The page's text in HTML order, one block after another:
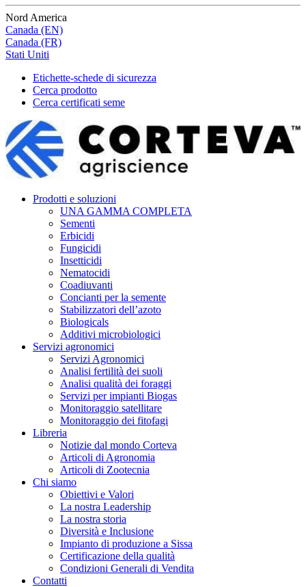
Nord America
Canada (EN)
Canada (FR)
Stati Uniti
Etichette-schede di sicurezza
Cerca prodotto
Cerca certificati seme
Prodotti e soluzioni
UNA GAMMA COMPLETA
Sementi
Erbicidi
Fungicidi
Insetticidi
Nematocidi
Coadiuvanti
Concianti per la semente
Stabilizzatori dell’azoto
Biologicals
Additivi microbiologici
Servizi agronomici
Servizi Agronomici
Analisi fertilità dei suoli
Analisi qualità dei foraggi
Servizi per impianti Biogas
Monitoraggio satellitare
Monitoraggio dei fitofagi
Libreria
Notizie dal mondo Corteva
Articoli di Agronomia
Articoli di Zootecnia
Chi siamo
Obiettivi e Valori
La nostra Leadership
La nostra storia
Diversità e Inclusione
Impianto di produzione a Sissa
Certificazione della qualità
Condizioni Generali di Vendita
Contatti